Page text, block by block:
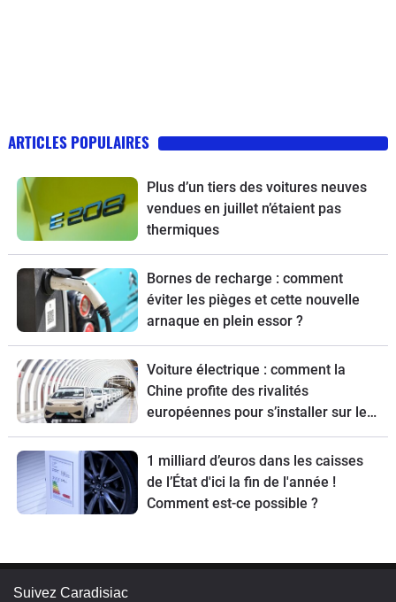
ARTICLES POPULAIRES
Plus d’un tiers des voitures neuves
vendues en juillet n’étaient pas
thermiques
Bornes de recharge : comment
éviter les pièges et cette nouvelle
arnaque en plein essor ?
Voiture électrique : comment la
Chine profite des rivalités
européennes pour s’installer sur le
Vieux Continent
1 milliard d’euros dans les caisses
de l’État d'ici la fin de l'année !
Comment est-ce possible ?
Suivez Caradisiac